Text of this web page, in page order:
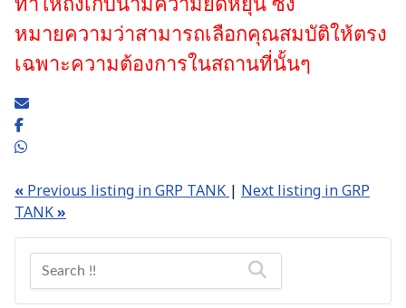
หมายความว่าสามารถเลือกคุณสมบัติให้ตรง
เฉพาะความต้องการในสถานที่นั้นๆ
« Previous listing in GRP TANK | Next listing in GRP
TANK»